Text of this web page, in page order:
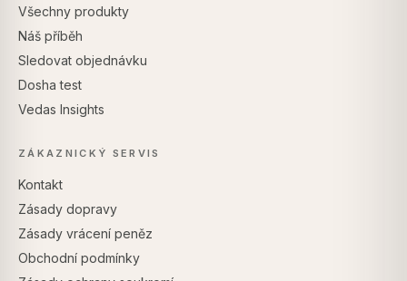
Všechny produkty
Náš příběh
Sledovat objednávku
Dosha test
Vedas Insights
ZÁKAZNICKÝ SERVIS
Kontakt
Zásady dopravy
Zásady vrácení peněz
Obchodní podmínky